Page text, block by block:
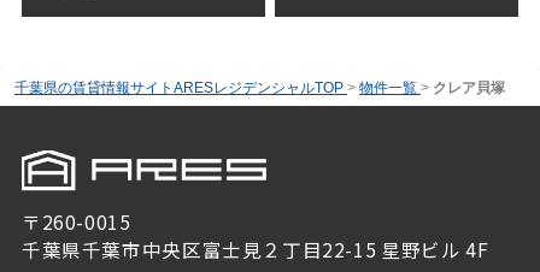
千葉県の賃貸情報サイトARESレジデンシャルTOP > 物件一覧 > クレア貝塚
〒260-0015
千葉県千葉市中央区富士見２丁目22-15 星野ビル 4F